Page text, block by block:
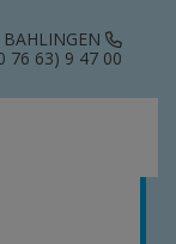
76 63) 9 47 00